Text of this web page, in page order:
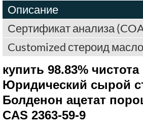
Описание
Сертификат анализа
Customized стероид масло
купить 98.83% чистота
Юридический сырой
Болденон ацетат
CAS 2363-59-9